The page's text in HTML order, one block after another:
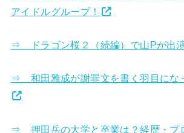
アイドルグループ！
⇒ ドラゴン桜２（続編）で山Pが出
⇒ 和田雅成が謝罪文を書く羽目にな
⇒ 押田岳の大学と卒業は？経歴・プ